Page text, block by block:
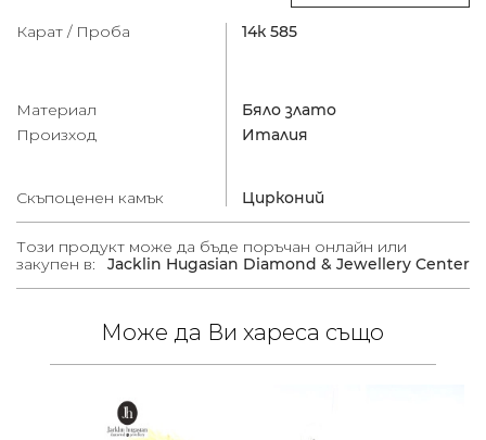
Карат / Проба 14к 585
Материал
Бяло злато
Произход
Италия
Скъпоценен камък Цирконий
Този продукт може да бъде поръчан онлайн или
закупен в:
Jacklin Hugasian Diamond & Jewellery Center
Може да Ви хареса също